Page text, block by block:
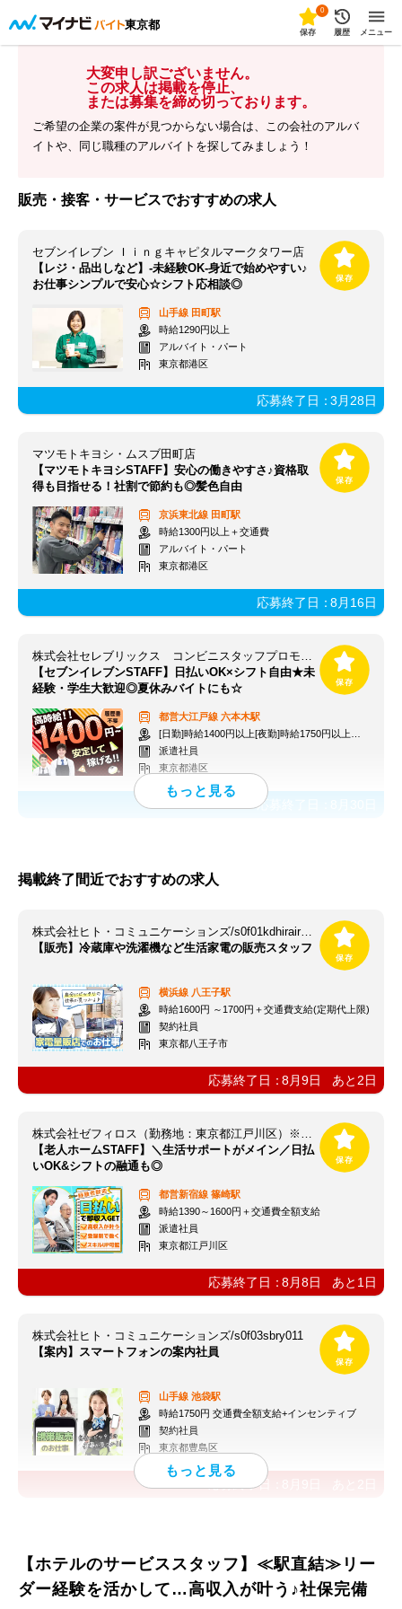
東京都
0
保存 履歴 メニュー
大変申し訳ございません。
この求人は掲載を停止、
または募集を締め切っております。
ご希望の企業の案件が見つからない場合は、この会社のアルバ
イトや、同じ職種のアルバイトを探してみましょう！
販売・接客・サービスでおすすめの求人
セブンイレブン Ｉｉｎｇキャピタルマークタワー店
【レジ・品出しなど】-未経験OK-身近で始めやすい♪
お仕事シンプルで安心☆シフト応相談◎
山手線 田町駅
時給1290円以上
アルバイト・パート
東京都港区
応募終了日：3月28日
マツモトキヨシ・ムスブ田町店
【マツモトキヨシSTAFF】安心の働きやすさ♪資格取
得も目指せる！社割で節約も◎髪色自由
京浜東北線 田町駅
時給1300円以上＋交通費
アルバイト・パート
東京都港区
応募終了日：8月16日
株式会社セレブリックス コンビニスタッフプロモーション 【KT】※博報堂グループ
【セブンイレブンSTAFF】日払いOK×シフト自由★未
経験・学生大歓迎◎夏休みバイトにも☆
都営大江戸線 六本木駅
[日勤]時給1400円以上[夜勤]時給1750円以上＋交通費
派遣社員
東京都港区
応募終了日：
掲載終了間近でおすすめの求人
株式会社ヒト・コミュニケーションズ/s0f01kdhirair113
【販売】冷蔵庫や洗濯機など生活家電の販売スタッフ
横浜線 八王子駅
時給1600円 ～1700円＋交通費支給(定期代上限)
契約社員
東京都八王子市
応募終了日：8月9日 あと 2日
株式会社ゼフィロス（勤務地：東京都江戸川区）※案件ID：東00135
【老人ホームSTAFF】＼生活サポートがメイン／日払
いOK&シフトの融通も◎
都営新宿線 篠崎駅
時給1390～1600円＋交通費全額支給
派遣社員
東京都江戸川区
応募終了日：8月8日 あと 1 日
株式会社ヒト・コミュニケーションズ/s0f03sbry011
【案内】スマートフォンの案内社員
山手線 池袋駅
時給1750円 交通費全額支給+インセンティブ
契約社員
東京都豊島区
応募終了日：
【ホテルのサービススタッフ】≪駅直結≫リー
ダー経験を活かして…高収入が叶う♪社保完備